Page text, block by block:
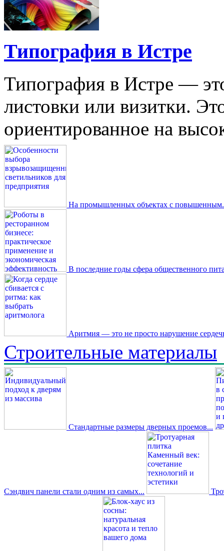
Типография в Истре
Типография в Истре —
листовки или визитки.
ориентированное на
На промышленных объектах с
В последние годы сфера общественного
Аритмия — это не просто нарушение
Строительные материалы
Стандартные размеры дверных проемов...
Сэндвич панели стали одним из самых...